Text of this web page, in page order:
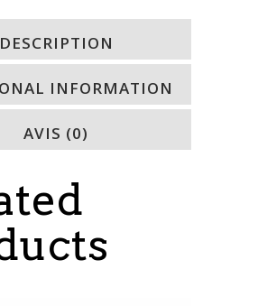
DESCRIPTION
INFORMATION
AVIS (0)